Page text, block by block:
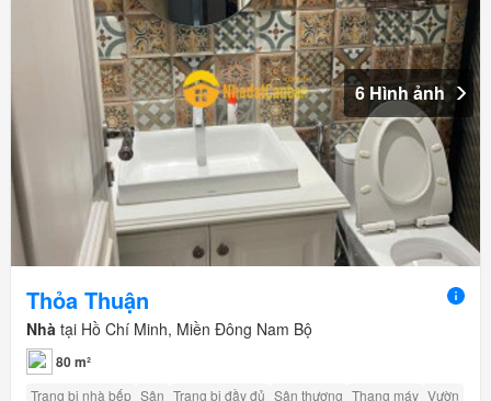
6 Hình ảnh
Thỏa Thuận
Nhà tại Hồ Chí Minh, Miền Đông Nam Bộ
80 m²
Trang bị nhà bếp Sân Trang bị đầy đủ Sân thượng Thang máy Vườn